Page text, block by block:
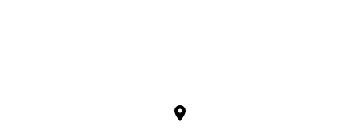
room